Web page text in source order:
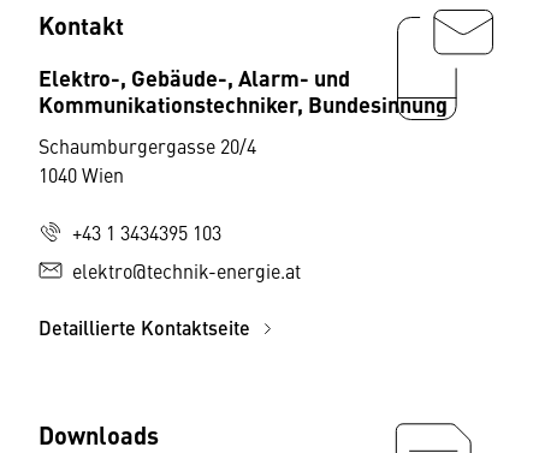
Kontakt
Elektro-, Gebäude-, Alarm- und
Kommunikationstechniker, Bundesinnung
Schaumburgergasse 20/4
1040 Wien
+43 1 3434395 103
elektro@technik-energie.at
Detaillierte Kontaktseite
Downloads